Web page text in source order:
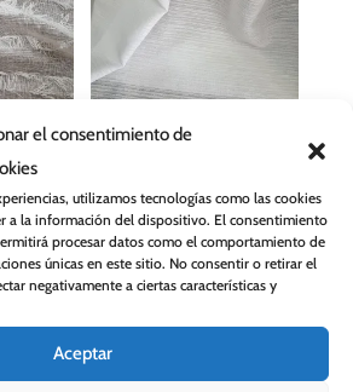
el consentimiento de
utilizamos tecnologías como las cookies
a la información del dispositivo. El consentimiento
procesar datos como el comportamiento de
únicas en este sitio. No consentir o retirar el
negativamente a ciertas características y
Aceptar
Cloe
Tela para cortina
24,90€